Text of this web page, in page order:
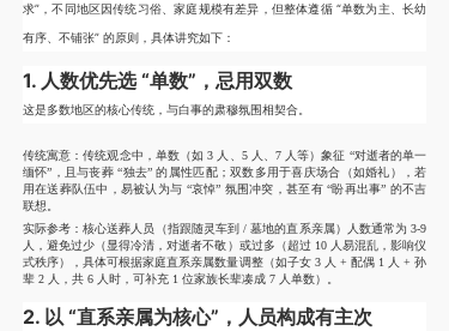
求”，不同地区因传统习俗、家庭规模有差异，但整体遵循 “单数为主、长幼
有序、不铺张” 的原则，具体讲究如下：
1. 人数优先选 “单数”，忌用双数
这是多数地区的核心传统，与白事的肃穆氛围相契合。
传统寓意：传统观念中，单数（如 3 人、5 人、7 人等）象征 “对逝者的单一
缅怀”，且与丧葬 “独去” 的属性匹配；双数多用于喜庆场合（如婚礼），若
用在送葬队伍中，易被认为与 “哀悼” 氛围冲突，甚至有 “盼再出事” 的不吉
联想。
实际参考：核心送葬人员（指跟随灵车到 / 墓地的直系亲属）人数通常为 3-9
人，避免过少（显得冷清，对逝者不敬）或过多（超过 10 人易混乱，影响仪
式秩序），具体可根据家庭直系亲属数量调整（如子女 3 人 + 配偶 1 人 + 孙
辈 2 人，共 6 人时，可补充 1 位家族长辈凑成 7 人单数）。
2. 以 “直系亲属为核心”，人员构成有主次